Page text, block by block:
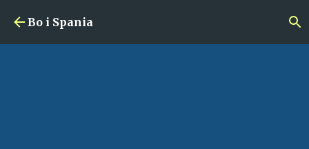
Bo i Spania